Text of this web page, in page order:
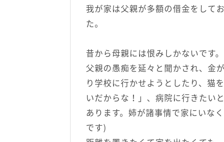
我が家は父親が多額の借金をして
た。
昔から母親には恨みしかないです。
父親の愚痴を延々と聞かされ、金
り学校に行かせようとしたり、猫
いだからな！」、病院に行きたい
あります。姉が諸事情で家にいな
です)